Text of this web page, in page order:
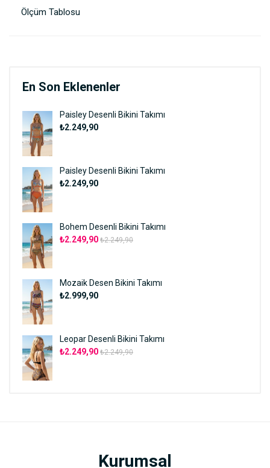
Ölçüm Tablosu
En Son Eklenenler
Paisley Desenli Bikini Takımı
₺2.249,90
Paisley Desenli Bikini Takımı
₺2.249,90
Bohem Desenli Bikini Takımı
₺2.249,90 ₺2.249,90
Mozaik Desen Bikini Takımı
₺2.999,90
Leopar Desenli Bikini Takımı
₺2.249,90 ₺2.249,90
Kurumsal